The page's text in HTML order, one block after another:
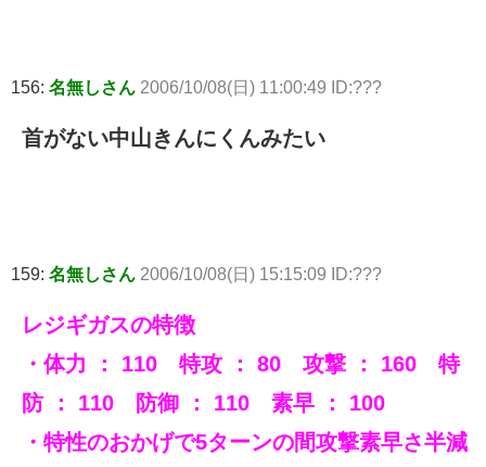
156: 名無しさん 2006/10/08(日) 11:00:49 ID:???
首がない中山きんにくんみたい
159: 名無しさん 2006/10/08(日) 15:15:09 ID:???
レジギガスの特徴
・体力 ： 110 特攻 ： 80 攻撃 ： 160 特
防 ： 110 防御 ： 110 素早 ： 100
・特性のおかげで5ターンの間攻撃素早さ半減